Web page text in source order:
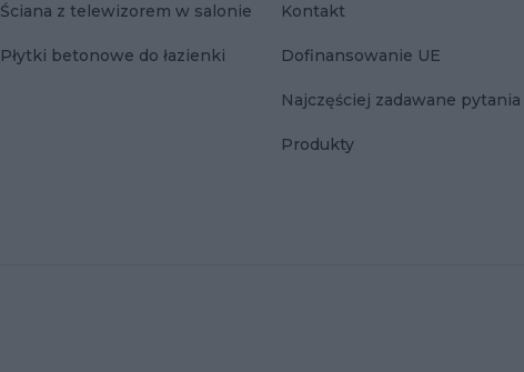
Ściana z telewizorem w salonie
Płytki betonowe do łazienki
Kontakt
Dofinansowanie UE
Najczęściej zadawane pytania
Produkty